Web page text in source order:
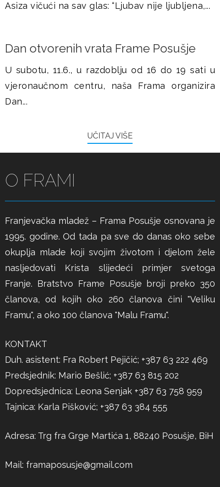
Asiza vičući na sav glas: “Ljubav nije ljubljena,...
Dan otvorenih vrata Frame Posušje
U subotu, 11.6., u razdoblju od 16 do 19 sati u
vjeronaučnom centru, naša Frama organizira
Dan...
UČITAJ VIŠE
O FRAMI
Franjevačka mladež – Frama Posušje osnovana je
1995. godine. Od tada pa sve do danas oko sebe
okuplja mlade koji svojim životom i djelom žele
nasljedovati Krista slijedeći primjer svetoga
Franje. Bratstvo Frame Posušje broji preko 350
članova, od kojih oko 260 članova čini "Veliku
Framu", a oko 100 članova "Malu Framu".
KONTAKT
Duh. asistent: Fra Robert Pejičić; +387 63 222 469
Predsjednik: Mario Bešlić; +387 63 815 202
Dopredsjednica: Leona Senjak +387 63 758 959
Tajnica: Karla Pišković; +387 63 384 555
Adresa: Trg fra Grge Martića 1, 88240 Posušje, BiH
Mail: framaposusje@gmail.com